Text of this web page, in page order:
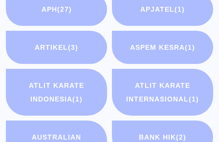
APH(27) APJATEL(1)
ARTIKEL(3) ASPEM KESRA(1)
ATLIT KARATE
INDONESIA(1)
ATLIT KARATE
INTERNASIONAL(1)
AUSTRALIAN
BANK HIK(2)